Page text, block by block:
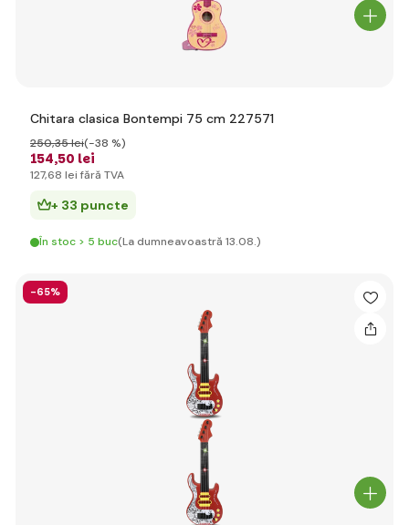
Chitara clasica Bontempi 75 cm 227571
154,50 lei
250,35 lei(-38 %)
127,68 lei fără TVA
+ 33 puncte
În stoc > 5 buc(La dumneavoastră 13.08.)
-65%